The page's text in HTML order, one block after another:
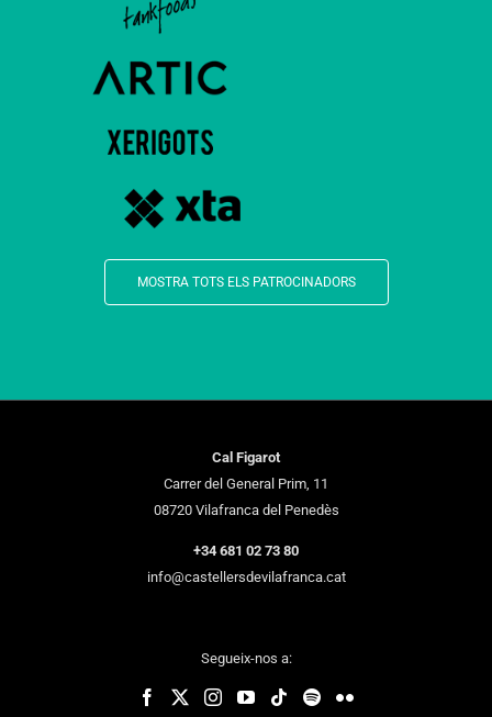
MOSTRA TOTS ELS PATROCINADORS
Cal Figarot
Carrer del General Prim, 11
08720 Vilafranca del Penedès
+34 681 02 73 80
info@castellersdevilafranca.cat
Segueix-nos a: